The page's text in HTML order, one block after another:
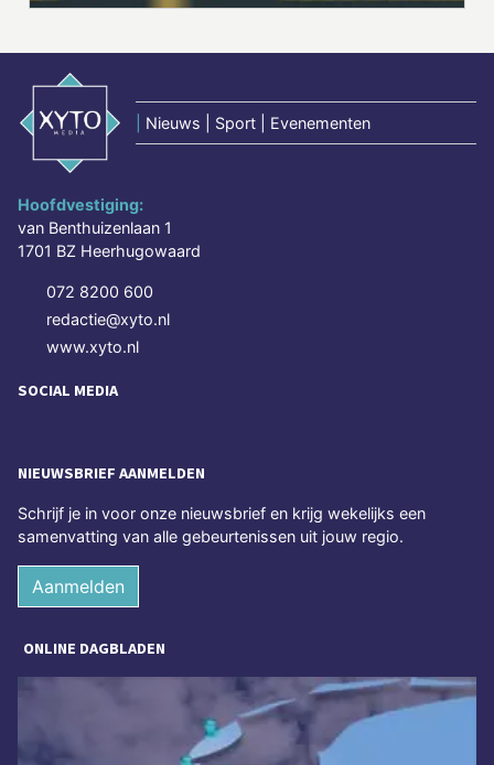
Nieuws | Sport | Evenementen
Hoofdvestiging:
van Benthuizenlaan 1
1701 BZ Heerhugowaard
072 8200 600
redactie@xyto.nl
www.xyto.nl
SOCIAL MEDIA
NIEUWSBRIEF AANMELDEN
Schrijf je in voor onze nieuwsbrief en krijg wekelijks een
samenvatting van alle gebeurtenissen uit jouw regio.
Aanmelden
ONLINE DAGBLADEN